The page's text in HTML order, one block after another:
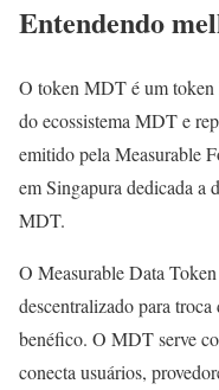
Entendendo
O token MDT é um token
do ecossistema MDT e
emitido pela Measurable
em Singapura dedicada a
MDT.
O Measurable Data
descentralizado para
benéfico. O MDT serve
conecta usuários,